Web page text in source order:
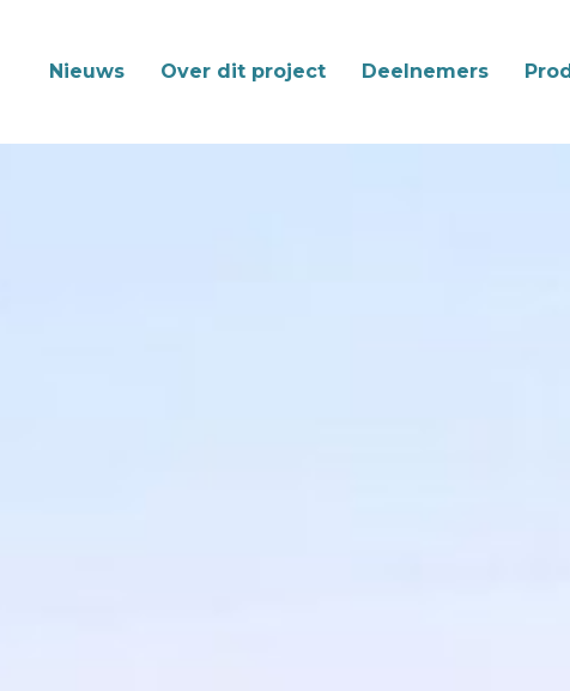
Nieuws Over dit project Deelnemers